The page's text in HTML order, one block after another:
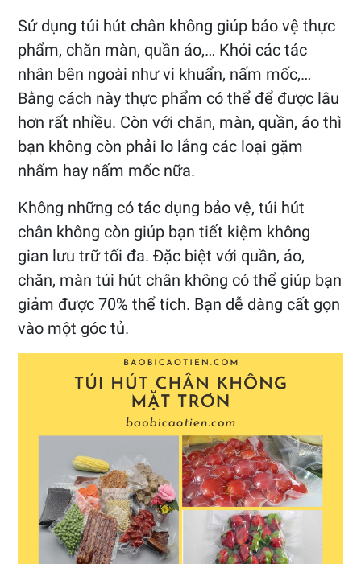
Sử dụng túi hút chân không giúp bảo vệ thực
phẩm, chăn màn, quần áo,… Khỏi các tác
nhân bên ngoài như vi khuẩn, nấm mốc,…
Bằng cách này thực phẩm có thể để được lâu
hơn rất nhiều. Còn với chăn, màn, quần, áo thì
bạn không còn phải lo lắng các loại gặm
nhấm hay nấm mốc nữa.
Không những có tác dụng bảo vệ, túi hút
chân không còn giúp bạn tiết kiệm không
gian lưu trữ tối đa. Đặc biệt với quần, áo,
chăn, màn túi hút chân không có thể giúp bạn
giảm được 70% thể tích. Bạn dễ dàng cất gọn
vào một góc tủ.